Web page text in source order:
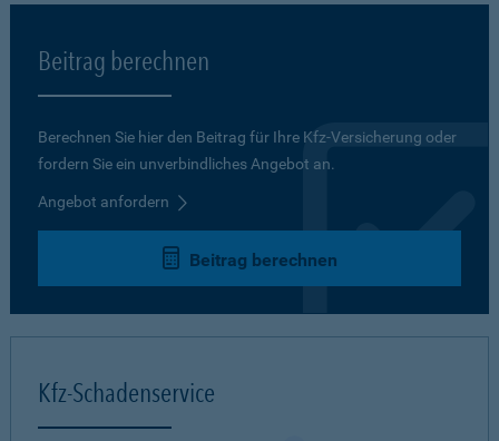
Beitrag berechnen
Berechnen Sie hier den Beitrag für Ihre Kfz-Versicherung oder
fordern Sie ein unverbindliches Angebot an.
Angebot anfordern
Beitrag berechnen
Kfz-Schadenservice